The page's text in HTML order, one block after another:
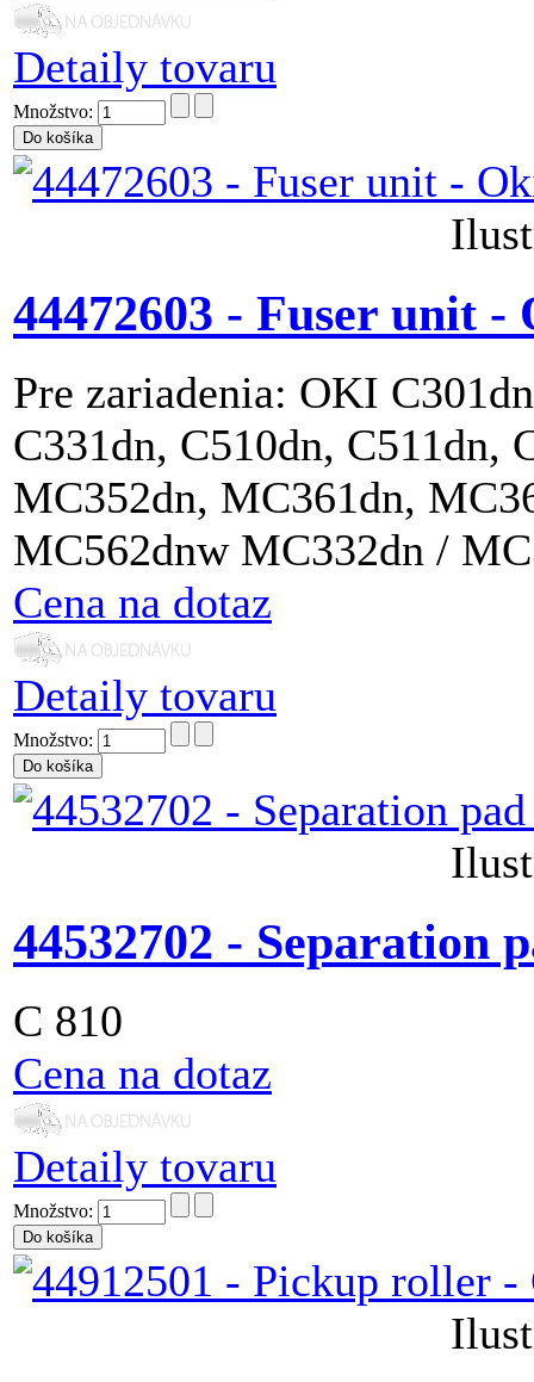
Detaily tovaru
Množstvo:
44472603 - Fuser unit -
Pre zariadenia: OKI
C331dn, C510dn, C511dn,
MC352dn, MC361dn,
MC562dnw MC332dn /
Cena na dotaz
Detaily tovaru
Množstvo:
44532702 - Separation
C 810
Cena na dotaz
Detaily tovaru
Množstvo: